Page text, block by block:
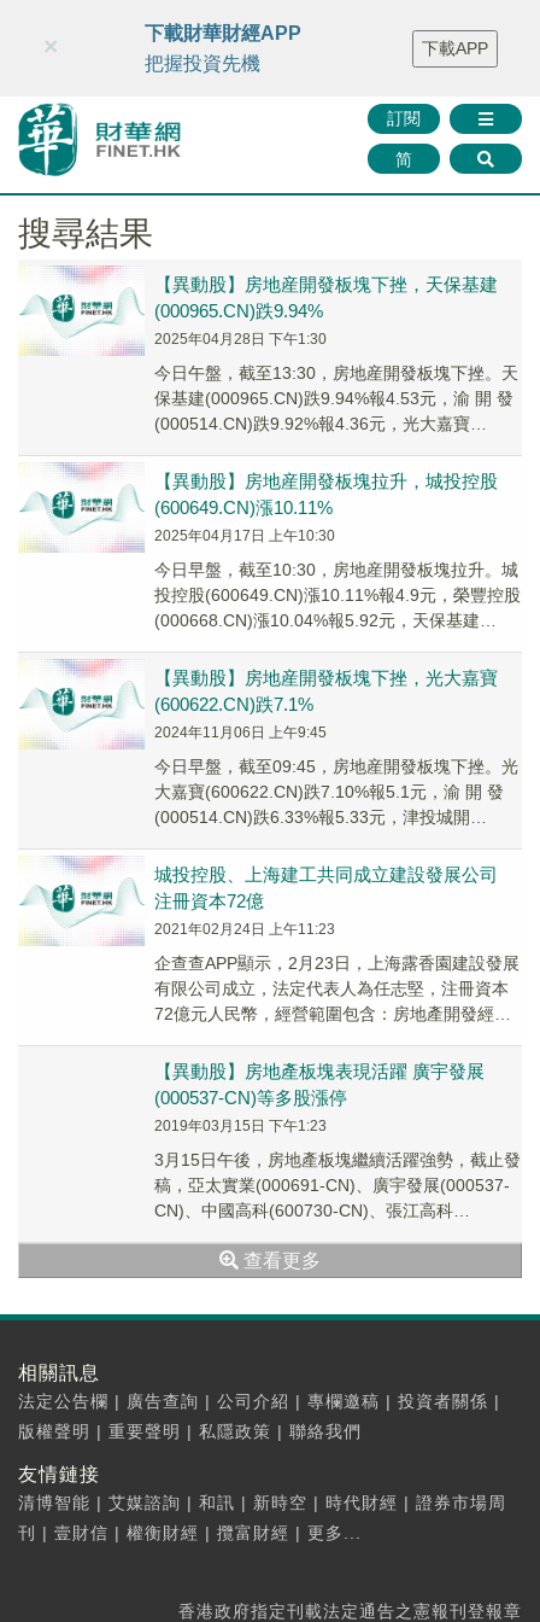
財華智庫網 FINTV FINMETA 財華證券 媒體矩陣
智庫沙龍
聯絡我們
訂閱
简
×
下載財華財經APP
把握投資先機
下載APP
搜尋結果
【異動股】房地産開發板塊下挫，天保基建
(000965.CN)跌9.94%
2025年04月28日 下午1:30
今日午盤，截至13:30，房地産開發板塊下挫。天
保基建(000965.CN)跌9.94%報4.53元，渝 開 發
(000514.CN)跌9.92%報4.36元，光大嘉寶
【異動股】房地産開發板塊拉升，城投控股
(600649.CN)漲10.11%
2025年04月17日 上午10:30
今日早盤，截至10:30，房地産開發板塊拉升。城
投控股(600649.CN)漲10.11%報4.9元，榮豐控股
(000668.CN)漲10.04%報5.92元，天保基建
【異動股】房地産開發板塊下挫，光大嘉寶
(600622.CN)跌7.1%
2024年11月06日 上午9:45
今日早盤，截至09:45，房地産開發板塊下挫。光
大嘉寶(600622.CN)跌7.10%報5.1元，渝 開 發
(000514.CN)跌6.33%報5.33元，津投城開
城投控股、上海建工共同成立建設發展公司
注冊資本72億
2021年02月24日 上午11:23
企查查APP顯示，2月23日，上海露香園建設發展
有限公司成立，法定代表人為任志堅，注冊資本
72億元人民幣，經營範圍包含：房地產開發經
權穿...
【異動股】房地產板塊表現活躍 廣宇發展
(000537-CN)等多股漲停
2019年03月15日 下午1:23
3月15日午後，房地產板塊繼續活躍強勢，截止發
稿，亞太實業(000691-CN)、廣宇發展(000537-
CN)、中國高科(600730-CN)、張江高科
查看更多
相關訊息
法定公告欄 | 廣告查詢 | 公司介紹 | 專欄邀稿 | 投資者關係 |
版權聲明 | 重要聲明 | 私隱政策 | 聯絡我們
友情鏈接
清博智能 | 艾媒諮詢 | 和訊 | 新時空 | 時代財經 | 證券市場周
刊
| 壹財信 | 權衡財經 | 攬富財經 | 更多...
香港政府指定刊載法定通告之憲報刊登報章